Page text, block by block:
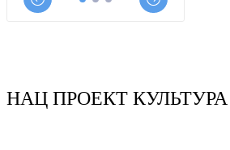
НАЦ ПРОЕКТ КУЛЬТУРА